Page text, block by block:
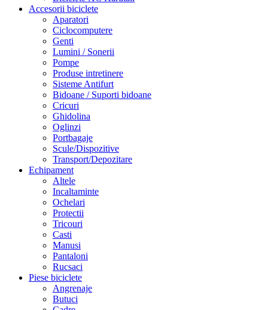
Accesorii biciclete
Aparatori
Ciclocomputere
Genti
Lumini / Sonerii
Pompe
Produse intretinere
Sisteme Antifurt
Bidoane / Suporti bidoane
Cricuri
Ghidolina
Oglinzi
Portbagaje
Scule/Dispozitive
Transport/Depozitare
Echipament
Altele
Incaltaminte
Ochelari
Protectii
Tricouri
Casti
Manusi
Pantaloni
Rucsaci
Piese biciclete
Angrenaje
Butuci